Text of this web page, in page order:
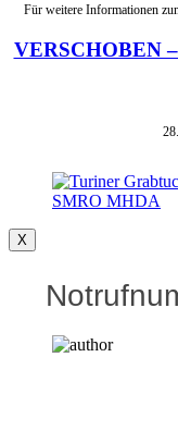
Für weitere Informationen
VERSCHOBEN
X